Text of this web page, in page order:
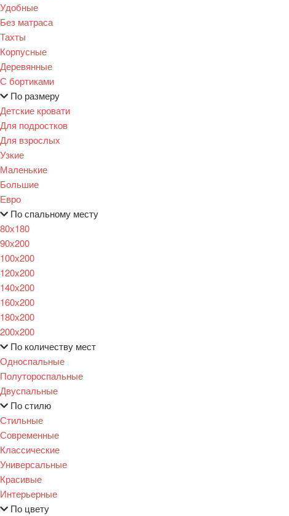
Удобные
Без матраса
Тахты
Корпусные
Деревянные
С бортиками
По размеру
Детские кровати
Для подростков
Для взрослых
Узкие
Маленькие
Большие
Евро
По спальному месту
80х180
90х200
100х200
120x200
140х200
160х200
180х200
200х200
По количеству мест
Односпальные
Полутороспальные
Двуспальные
По стилю
Стильные
Современные
Классические
Универсальные
Красивые
Интерьерные
По цвету